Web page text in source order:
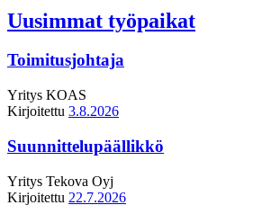
Uusimmat työpaikat
Toimitusjohtaja
Yritys KOAS
Kirjoitettu 3.8.2026
Suunnittelupäällikkö
Yritys Tekova Oyj
Kirjoitettu 22.7.2026